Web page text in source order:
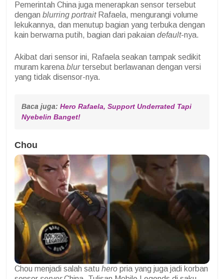
Pemerintah China juga menerapkan sensor tersebut
dengan blurring portraitRafaela, mengurangi volume
lekukannya, dan menutup bagian yang terbuka dengan
kain berwarna putih, bagian dari pakaian default-nya.
Akibat dari sensor ini, Rafaela seakan tampak sedikit
muram karena blurtersebut berlawanan dengan versi
yang tidak disensor-nya.
Baca juga: Hero Rafaela, Support Underrated Tapi
Nyebelin Banget!
Chou
Chou menjadi salah satu hero pria yang juga jadi korban